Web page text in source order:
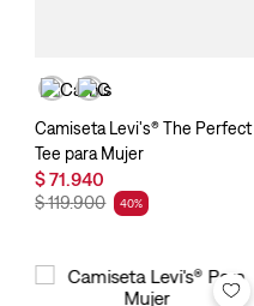
Camiseta Levi's® The Perfect
Tee para Mujer
$71.940
$119.900 40%